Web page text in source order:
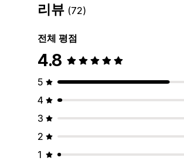
리뷰 (72)
전체 평점
4.8
5
4
3
2
1